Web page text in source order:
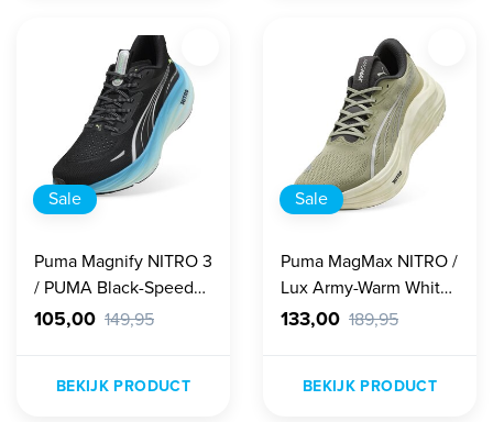
Sale
Puma Magnify NITRO 3
/ PUMA Black-Speed
Blue Heren
105,00 149,95
BEKIJK PRODUCT
Sale
Puma MagMax NITRO /
Lux Army-Warm White-
Dusky Gray Heren
133,00 189,95
BEKIJK PRODUCT